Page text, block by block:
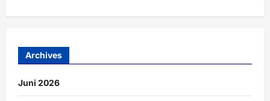
Archives
Juni 2026